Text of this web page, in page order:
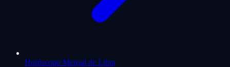
Horóscopo Mensal de Libra